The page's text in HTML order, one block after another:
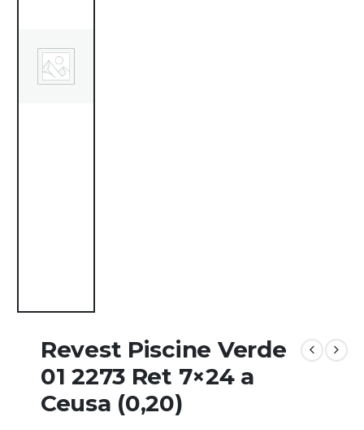
Revest Piscine Verde
01 2273 Ret 7×24 a
Ceusa (0,20)